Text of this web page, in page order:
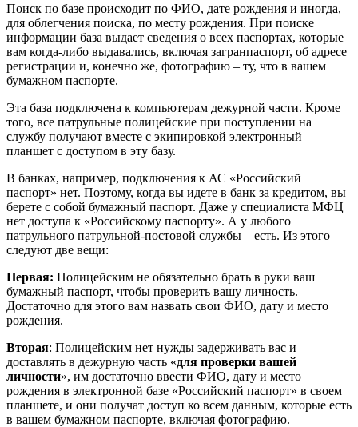
Поиск по базе происходит по ФИО, дате рождения и иногда,
для облегчения поиска, по месту рождения. При поиске
информации база выдает сведения о всех паспортах, которые
вам когда-либо выдавались, включая загранпаспорт, об адресе
регистрации и, конечно же, фотографию – ту, что в вашем
бумажном паспорте.
Эта база подключена к компьютерам дежурной части. Кроме
того, все патрульные полицейские при поступлении на
службу получают вместе с экипировкой электронный
планшет с доступом в эту базу.
В банках, например, подключения к АС «Российский
паспорт» нет. Поэтому, когда вы идете в банк за кредитом, вы
берете с собой бумажный паспорт. Даже у специалиста МФЦ
нет доступа к «Российскому паспорту». А у любого
патрульного патрульной-постовой службы – есть. Из этого
следуют две вещи:
Первая: Полицейским не обязательно брать в руки ваш
бумажный паспорт, чтобы проверить вашу личность.
Достаточно для этого вам назвать свои ФИО, дату и место
рождения.
Вторая: Полицейским нет нужды задерживать вас и
доставлять в дежурную часть «для проверки вашей
личности», им достаточно ввести ФИО, дату и место
рождения в электронной базе «Российский паспорт» в своем
планшете, и они получат доступ ко всем данным, которые есть
в вашем бумажном паспорте, включая фотографию.